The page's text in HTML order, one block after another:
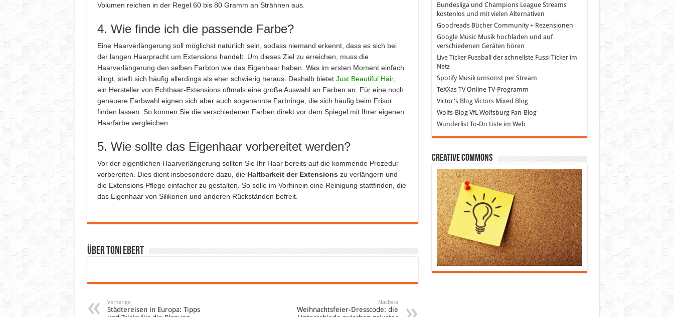
Volumen reichen in der Regel 60 bis 80 Gramm an Strähnen aus.
4. Wie finde ich die passende Farbe?
Eine Haarverlängerung soll möglichst natürlich sein, sodass niemand erkennt, dass es sich bei
der langen Haarpracht um Extensions handelt. Um dieses Ziel zu erreichen, muss die
Haarverlängerung den selben Farbton wie das Eigenhaar haben. Was im ersten Moment einfach
klingt, stellt sich häufig allerdings als eher schwierig heraus. Deshalb bietet Just Beautiful Hair,
ein Hersteller von Echthaar-Extensions oftmals eine große Auswahl an Farben an. Für eine noch
genauere Farbwahl eignen sich aber auch sogenannte Farbringe, die sich häufig beim Frisör
finden lassen. So können Sie die verschiedenen Farben direkt vor dem Spiegel mit Ihrer eigenen
Haarfarbe vergleichen.
5. Wie sollte das Eigenhaar vorbereitet werden?
Vor der eigentlichen Haarverlängerung sollten Sie Ihr Haar bereits auf die kommende Prozedur
vorbereiten. Dies dient insbesondere dazu, die Haltbarkeit der Extensions zu verlängern und
die Extensions Pflege einfacher zu gestalten. So solle im Vorhinein eine Reinigung stattfinden, die
das Eigenhaar von Silikonen und anderen Rückständen befreit.
Über Toni Ebert
Vorherige
Städtereisen in Europa: Tipps
Nächste
Weihnachtsfeier-Dresscode: die
Bundesliga und Champions League Streams
kostenlos und mit vielen Alternativen
GoodreadsBücher Community + Rezensionen
Google MusicMusik hochladen und auf
verschiedenen Geräten hören
Live Ticker Fussball
der schnellste Fussi Ticker im
Netz
SpotifyMusik umsonst per Stream
TeXXas TVOnline TV-Programm
Victor's BlogVictors Mixed Blog
Wolfs-BlogVfL Wolfsburg Fan-Blog
WunderlistTo-Do Liste im Web
Creative Commons